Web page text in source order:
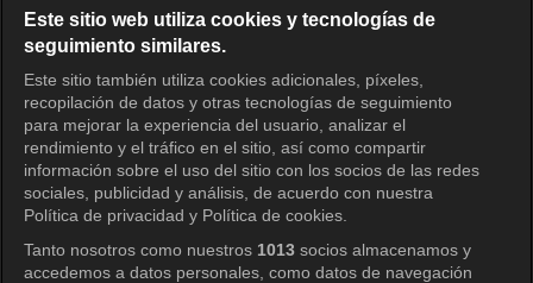
Español
KOCOWA+ Redes sociales
KOCOWA+
Este sitio web utiliza cookies y tecnologías de
seguimiento similares.
Este sitio también utiliza cookies adicionales, píxeles,
recopilación de datos y otras tecnologías de seguimiento
para mejorar la experiencia del usuario, analizar el
rendimiento y el tráfico en el sitio, así como compartir
información sobre el uso del sitio con los socios de las redes
sociales, publicidad y análisis, de acuerdo con nuestra
Política de privacidad y Política de cookies.
Tanto nosotros como nuestros 1013 socios almacenamos y
accedemos a datos personales, como datos de navegación